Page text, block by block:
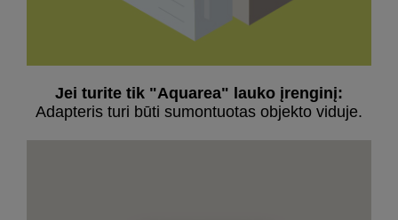
Jei turite tik "Aquarea" lauko įrenginį:
Adapteris turi būti sumontuotas objekto viduje.